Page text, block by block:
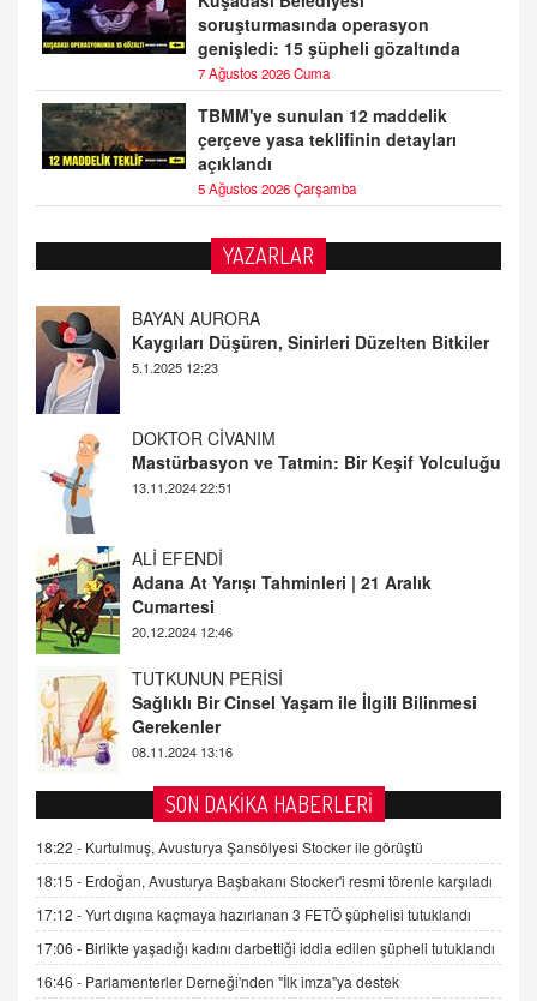
soruşturmasında operasyon
genişledi: 15 şüpheli gözaltında
7 Ağustos 2026 Cuma
TBMM'ye sunulan 12 maddelik
çerçeve yasa teklifinin detayları
açıklandı
5 Ağustos 2026 Çarşamba
YAZARLAR
DOKTOR CİVANIM
Mastürbasyon ve Tatmin: Bir Keşif Yolculuğu
13.11.2024 22:51
ALİ EFENDİ
Adana At Yarışı Tahminleri | 21 Aralık
Cumartesi
TUTKUNUN PERİSİ
Sağlıklı Bir Cinsel Yaşam ile İlgili Bilinmesi
Gerekenler
08.11.2024 13:16
FARUK ÖNALAN
Tezkere Onaylanmasaydı…
2 Kasım 2021 Salı 00:11
AV. DOĞAN CAN DOĞAN
Kişisel verilerin korunması ve dijital hukukun
gelişimi
15.09.2025 16:17
SEHER EREK
Kış Ayları Geldi, Hangi Önlemler Alınmalı?
9.12.2025 10:11
SON DAKİKA HABERLERİ
18:22 - Kurtulmuş, Avusturya Şansölyesi Stocker ile görüştü
18:15 - Erdoğan, Avusturya Başbakanı Stocker'i resmi törenle karşıladı
17:12 -Yurt dışına kaçmaya hazırlanan 3 FETÖ şüphelisi tutuklandı
17:06 - Birlikte yaşadığı kadını darbettiği iddia edilen şüpheli tutuklandı
16:46 - Parlamenterler Derneği'nden "İlk imza"ya destek